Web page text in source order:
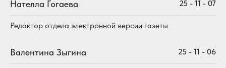
Нателла Гогаева 25 - 11 - 07
Редактор отдела электронной версии газеты
Валентина Зыгина 25 - 11 - 06